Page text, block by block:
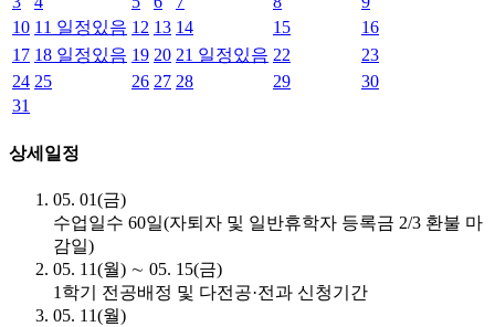
10 11 일정있음 12 13 14 15
16
17 18 일정있음 19 20 21 일정있음 22
23
24 25 26 27 28 29
30
31
상세일정
05. 01(금)
수업일수 60일(자퇴자 및 일반휴학자 등록금 2/3 환불 마
감일)
05. 11(월) ∼ 05. 15(금)
1학기 전공배정 및 다전공·전과 신청기간
05. 11(월)